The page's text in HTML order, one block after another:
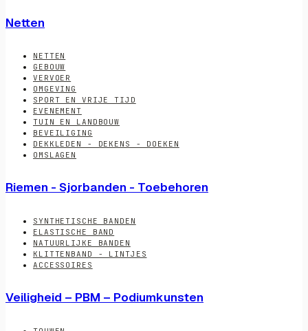
Netten
NETTEN
GEBOUW
VERVOER
OMGEVING
SPORT EN VRIJE TIJD
EVENEMENT
TUIN EN LANDBOUW
BEVEILIGING
DEKKLEDEN - DEKENS - DOEKEN
OMSLAGEN
Riemen - Sjorbanden - Toebehoren
SYNTHETISCHE BANDEN
ELASTISCHE BAND
NATUURLIJKE BANDEN
KLITTENBAND - LINTJES
ACCESSOIRES
Veiligheid – PBM – Podiumkunsten